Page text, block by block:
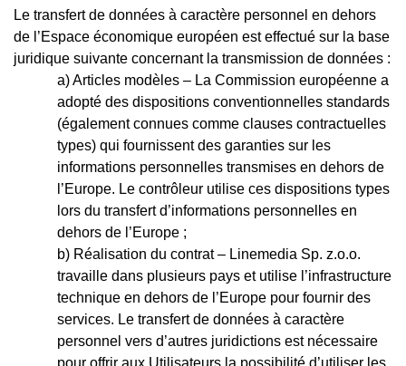
Le transfert de données à caractère personnel en dehors
de l’Espace économique européen est effectué sur la base
juridique suivante concernant la transmission de données :
Articles modèles – La Commission européenne a
adopté des dispositions conventionnelles standards
(également connues comme clauses contractuelles
types) qui fournissent des garanties sur les
informations personnelles transmises en dehors de
l’Europe. Le contrôleur utilise ces dispositions types
lors du transfert d’informations personnelles en
dehors de l’Europe ;
Réalisation du contrat – Linemedia Sp. z.o.o.
travaille dans plusieurs pays et utilise l’infrastructure
technique en dehors de l’Europe pour fournir des
services. Le transfert de données à caractère
personnel vers d’autres juridictions est nécessaire
pour offrir aux Utilisateurs la possibilité d’utiliser les